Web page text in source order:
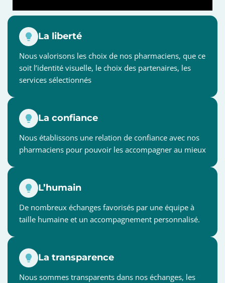
La liberté
Nous valorisons les choix de nos pharmaciens, que ce
soit l’identité visuelle, le choix des partenaires, les
services sélectionnés
La confiance
Nous établissons une relation de confiance avec nos
pharmaciens pour pouvoir les accompagner au mieux
L’humain
De nombreux échanges favorisés par une équipe à
taille humaine et un accompagnement personnalisé.
La transparence
Nous sommes transparents dans nos échanges, les